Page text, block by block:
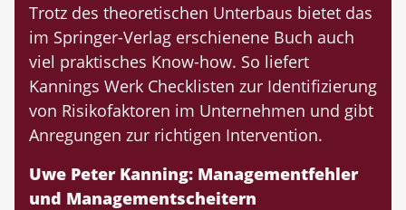
Trotz des theoretischen Unterbaus bietet das
im Springer-Verlag erschienene Buch auch
viel praktisches Know-how. So liefert
Kannings Werk Checklisten zur Identifizierung
von Risikofaktoren im Unternehmen und gibt
An­regungen zur richtigen Intervention.
Uwe Peter Kanning: Managementfehler
und Managementscheitern